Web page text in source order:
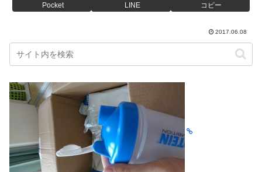
Pocket LINE コピー
2017.06.08